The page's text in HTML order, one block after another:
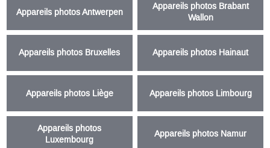
Appareils photos Antwerpen
Appareils photos Brabant
Wallon
Appareils photos Bruxelles Appareils photos Hainaut
Appareils photos Liège Appareils photos Limbourg
Appareils photos
Luxembourg
Appareils photos Namur